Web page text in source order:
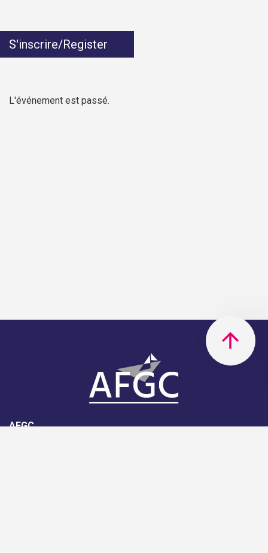
S'inscrire/Register
L'événement est passé.
AFGC